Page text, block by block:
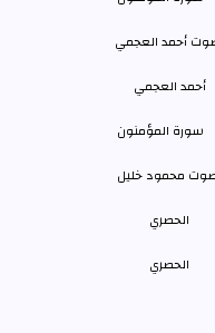
أحمد العجمي
الحصري